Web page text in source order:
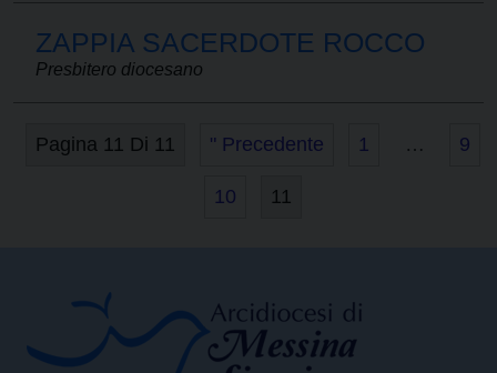
ZAPPIA SACERDOTE ROCCO
Presbitero diocesano
Pagina 11 Di 11 " Precedente 1 … 9
10 11